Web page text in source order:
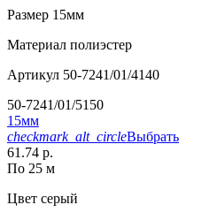
Размер 15мм
Материал полиэстер
Артикул 50-7241/01/4140
50-7241/01/5150
15мм
checkmark_alt_circleВыбрать
61.74 р.
По 25 м
Цвет серый